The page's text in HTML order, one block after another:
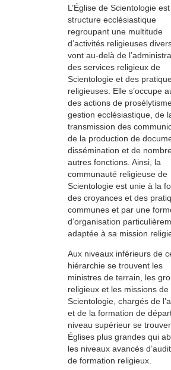
L’Église de Scientologie
structure ecclésiastique
regroupant une multitude
d’activités religieuses
vont au-delà de
des services religieux de
Scientologie et des
religieuses. Elle s’occupe
des actions de
gestion ecclésiastique, de
transmission des
de la production de
dissémination et de
autres fonctions. Ainsi, la
communauté religieuse de
Scientologie est unie à la
des croyances et des
communes et par une
d’organisation
adaptée à sa mission
Aux niveaux inférieurs de
hiérarchie se trouvent les
ministres de terrain, les
religieux et les missions de
Scientologie, chargés de
et de la formation de
niveau supérieur se
Églises plus grandes qui
les niveaux avancés
de formation religieux.